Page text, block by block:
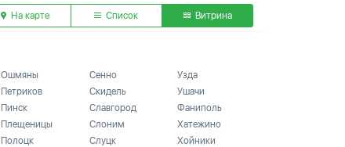
На карте Список Витрина
Ошмяны
Петриков
Пинск
Плещеницы
Полоцк
Сенно
Скидель
Славгород
Слоним
Слуцк
Узда
Ушачи
Фаниполь
Хатежино
Хойники